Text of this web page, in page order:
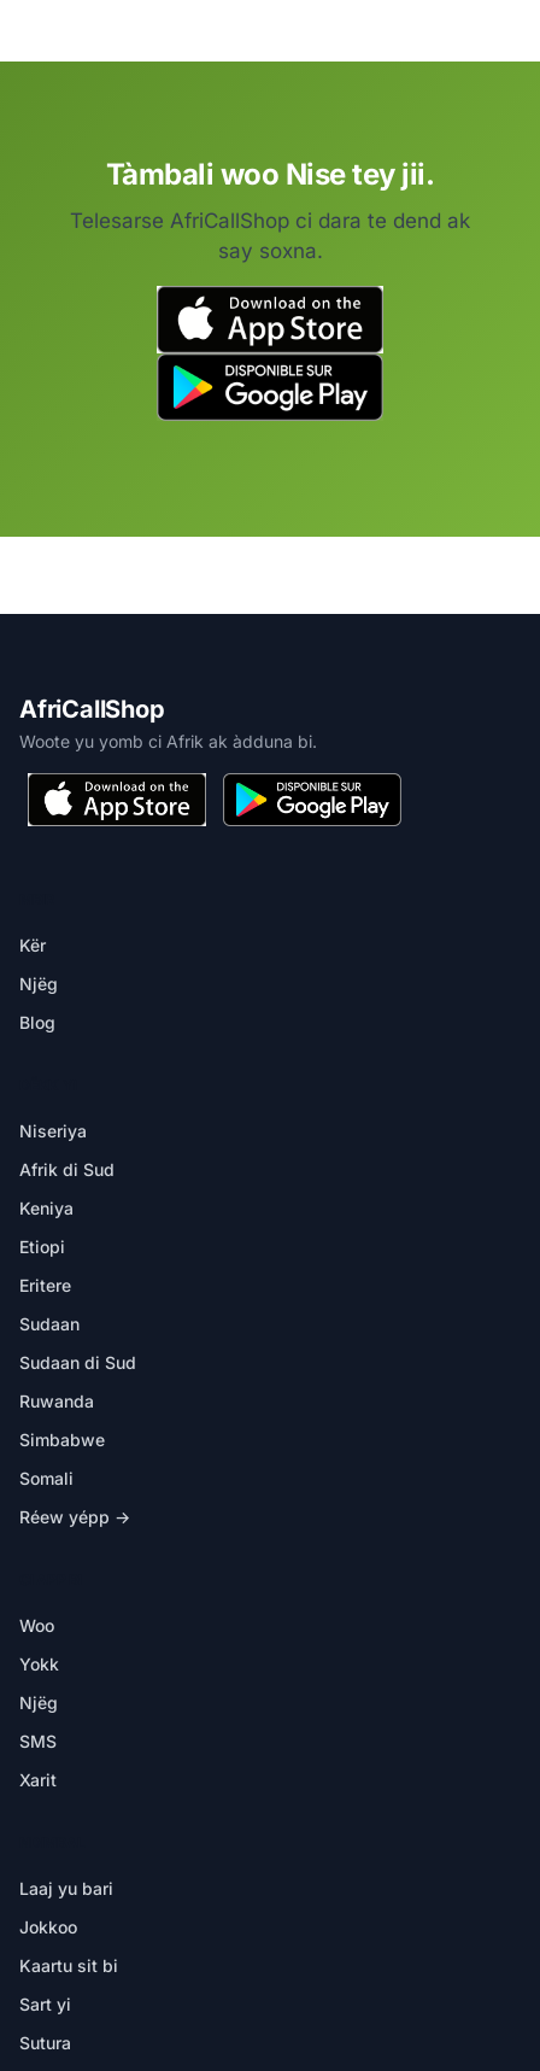
Tàmbali woo Nise tey jii.
Telesarse AfriCallShop ci dara te dend ak
say soxna.
AfriCallShop
Woote yu yomb ci Afrik ak àdduna bi.
Kër
Njëg
Blog
Niseriya
Afrik di Sud
Keniya
Etiopi
Eritere
Sudaan
Sudaan di Sud
Ruwanda
Simbabwe
Somali
Réew yépp →
Woo
Yokk
Njëg
SMS
Xarit
Laaj yu bari
Jokkoo
Kaartu sit bi
Sart yi
Sutura